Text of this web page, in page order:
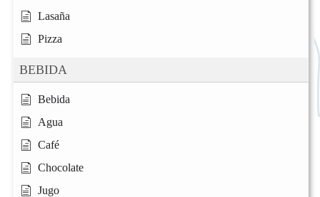
Lasaña
Pizza
BEBIDA
Bebida
Agua
Café
Chocolate
Jugo